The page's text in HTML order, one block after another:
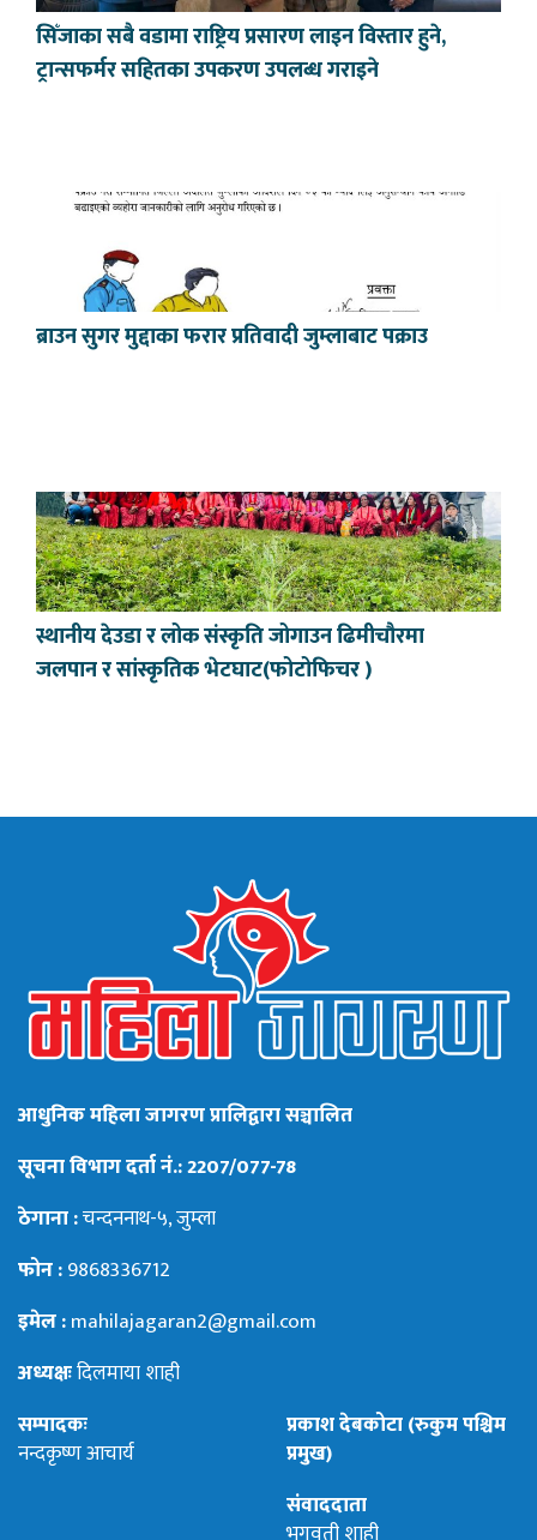
सिँजाका सबै वडामा राष्ट्रिय प्रसारण लाइन विस्तार हुने,
ट्रान्सफर्मर सहितका उपकरण उपलब्ध गराइने
ब्राउन सुगर मुद्दाका फरार प्रतिवादी जुम्लाबाट पक्राउ
स्थानीय देउडा र लोक संस्कृति जोगाउन ढिमीचौरमा
जलपान र सांस्कृतिक भेटघाट(फोटोफिचर )
आधुनिक महिला जागरण प्रालिद्वारा सञ्चालित
सूचना विभाग दर्ता नं.: 2207/077-78
ठेगाना :चन्दननाथ-५, जुम्ला
फोन :9868336712
इमेल :mahilajagaran2@gmail.com
अध्यक्षःदिलमाया शाही
सम्पादकः
नन्दकृष्ण आचार्य
प्रकाश देबकोटा (रुकुम पश्चिम
प्रमुख)
संवाददाता